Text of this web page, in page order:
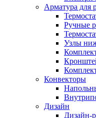
Арматура для
Ручные
Узлы
Конвекторы
Дизайн
Дизайн-